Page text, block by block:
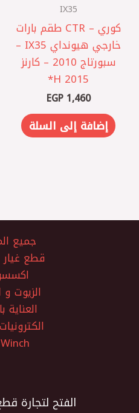
IX35
كوري – CTR طقم بارات
خارجي هيونداي IX35 –
سبورتاج 2010 – كارنز
2015 H*
EGP1,460
إضافة إلى السلة
جميع
قطع غيار
الزيوت
العناية
الفتح لتجارة